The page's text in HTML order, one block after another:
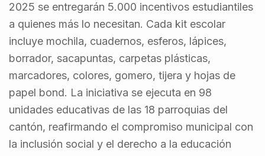
2025 se entregarán 5.000 incentivos estudiantiles
a quienes más lo necesitan. Cada kit escolar
incluye mochila, cuadernos, esferos, lápices,
borrador, sacapuntas, carpetas plásticas,
marcadores, colores, gomero, tijera y hojas de
papel bond. La iniciativa se ejecuta en 98
unidades educativas de las 18 parroquias del
cantón, reafirmando el compromiso municipal con
la inclusión social y el derecho a la educación